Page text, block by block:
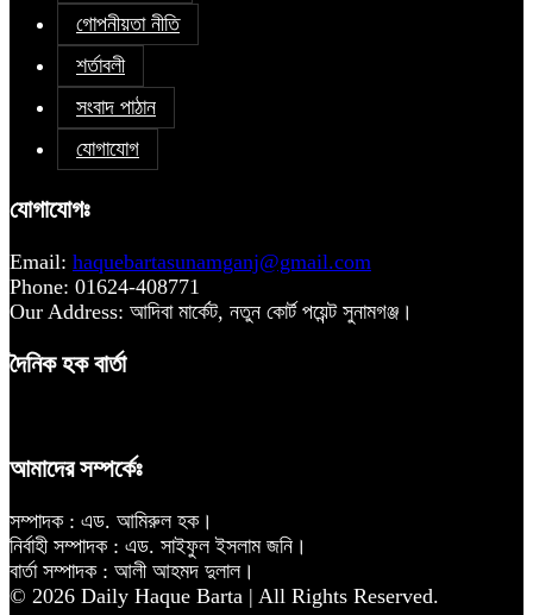
গোপনীয়তা নীতি
শর্তাবলী
সংবাদ পাঠান
যোগাযোগ
যোগাযোগঃ
Email: haquebartasunamganj@gmail.com
Phone: 01624-408771
Our Address: আদিবা মার্কেট, নতুন কোর্ট পয়েন্ট সুনামগঞ্জ।
দৈনিক হক বার্তা
আমাদের সম্পর্কেঃ
সম্পাদক : এড. আমিরুল হক।
নির্বাহী সম্পাদক : এড. সাইফুল ইসলাম জনি।
বার্তা সম্পাদক : আলী আহমদ দুলাল।
© 2026 Daily Haque Barta | All Rights Reserved.